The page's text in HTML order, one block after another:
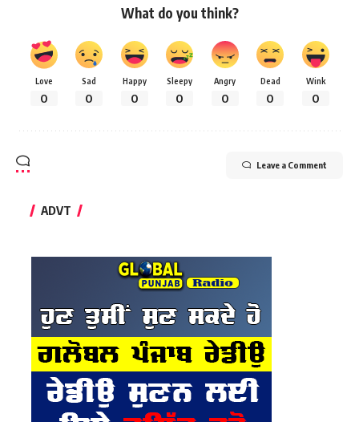
What do you think?
Love
0
Sad
0
Happy
0
Sleepy
0
Angry
0
Dead
0
Wink
0
Leave a Comment
ADVT